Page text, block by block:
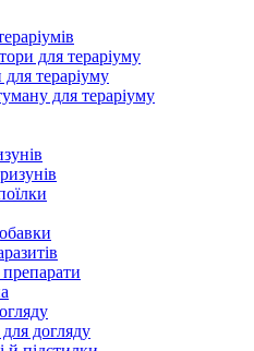
для тераріуму
тераріуму
для тераріуму
догляду